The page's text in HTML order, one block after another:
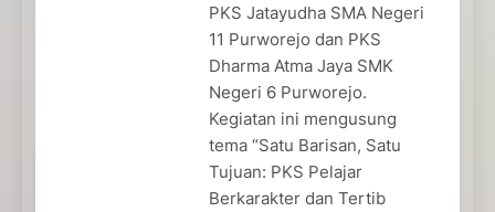
PKS Jatayudha SMA Negeri
11 Purworejo dan PKS
Dharma Atma Jaya SMK
Negeri 6 Purworejo.
Kegiatan ini mengusung
tema “Satu Barisan, Satu
Tujuan: PKS Pelajar
Berkarakter dan Tertib